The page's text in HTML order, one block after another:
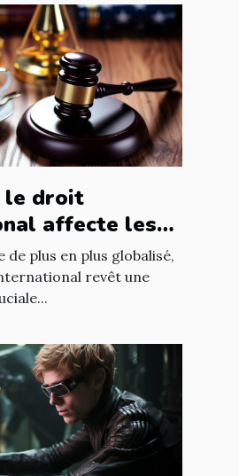
le droit
affecte les
de plus en plus globalisé,
revêt une